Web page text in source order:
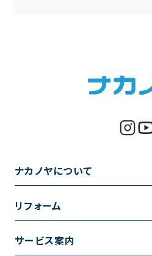
ナカノヤについて
事業内容
リフォーム
トイレのリフォーム
サービス案内